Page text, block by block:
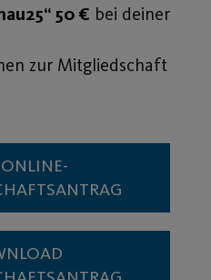
50 € bei deiner
zur Mitgliedschaft